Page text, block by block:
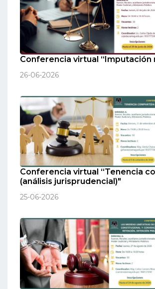
Conferencia virtual “Imputación
26-06-2026
Conferencia virtual “Tenencia
(análisis jurisprudencial)"
25-06-2026